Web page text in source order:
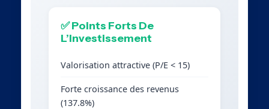
✅ Points Forts De
L’Investissement
Valorisation attractive (P/E < 15)
Forte croissance des revenus
(137.8%)